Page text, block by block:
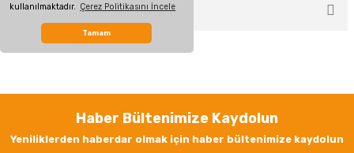
kullanılmaktadır. Çerez Politikasını İncele
Tamam
Yorum Yaz
ÖNERİLERİNİZ
Bu ürünün fiyat bilgisi, resim, ürün açıklamalarında ve diğer konularda
Görüş ve önerileriniz için teşekkür ederiz.
Ürün resmi kalitesiz, bozuk veya görüntülenemiyor.
Haber Bültenimize Kaydolun
Yeniliklerden haberdar olmak için haber bültenimize kaydolun